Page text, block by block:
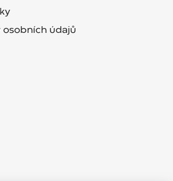
osobních údajů